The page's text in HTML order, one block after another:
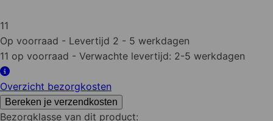
antraciet
gecoat
2
zijden
glad
H24xD3.5xL184
cm
11
Op voorraad - Levertijd 2 - 5 werkdagen
11 op voorraad - Verwachte levertijd: 2-5 werkdagen
Overzicht bezorgkosten
Bereken je verzendkosten
Bezorgklasse van dit product: